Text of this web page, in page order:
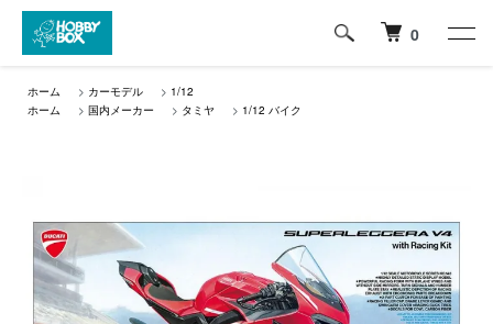
0
ホーム > カーモデル > 1/12
ホーム
> 国内メーカー > タミヤ > 1/12 バイク